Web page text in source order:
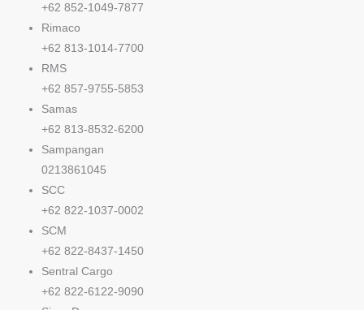
+62 852-1049-7877
Rimaco
+62 813-1014-7700
RMS
+62 857-9755-5853
Samas
+62 813-8532-6200
Sampangan
0213861045
SCC
+62 822-1037-0002
SCM
+62 822-8437-1450
Sentral Cargo
+62 822-6122-9090